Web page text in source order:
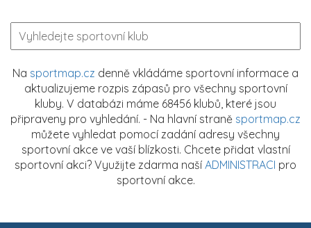
Na sportmap.cz denně vkládáme sportovní informace a
aktualizujeme rozpis zápasů pro všechny sportovní
kluby. V databázi máme 68456 klubů, které jsou
připraveny pro vyhledání. - Na hlavní straně sportmap.cz
můžete vyhledat pomocí zadání adresy všechny
sportovní akce ve vaší blízkosti. Chcete přidat vlastní
sportovní akci? Využijte zdarma naší ADMINISTRACI pro
sportovní akce.